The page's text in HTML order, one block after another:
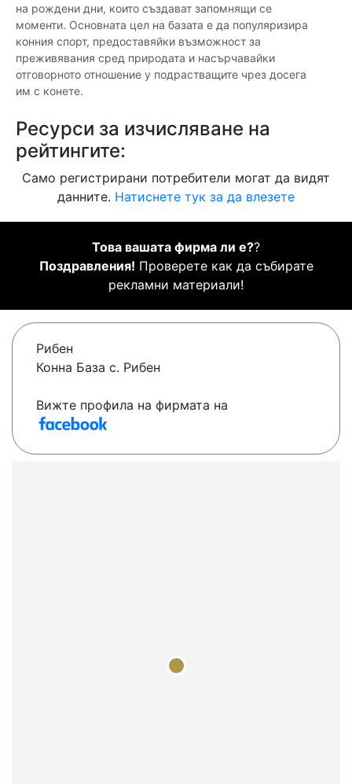
на рождени дни, които създават запомнящи се
моменти. Основната цел на базата е да популяризира
конния спорт, предоставяйки възможност за
преживявания сред природата и насърчавайки
отговорното отношение у подрастващите чрез досега
им с конете.
Ресурси за изчисляване на
рейтингите:
Само регистрирани потребители могат да видят
данните. Натиснете тук за да влезете
Това вашата фирма ли е??
Поздравления! Проверете как да събирате
рекламни материали!
Рибен
Конна База с. Рибен
Вижте профила на фирмата на